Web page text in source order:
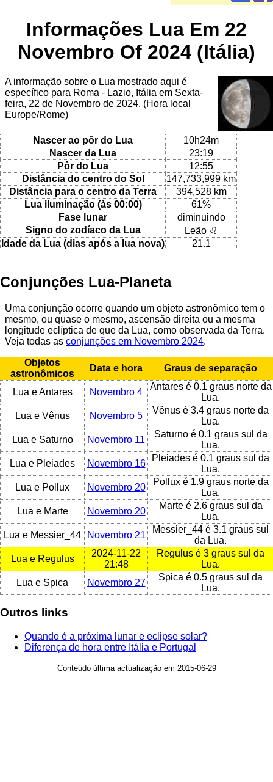
Informações Lua Em 22
Novembro Of 2024 (Itália)
A informação sobre o Lua mostrado aqui é
específico para Roma - Lazio, Itália em Sexta-
feira, 22 de Novembro de 2024. (Hora local
Europe/Rome)
Nascer ao pôr do Lua
10h24m
Nascer da Lua
23:19
Pôr do Lua
12:55
Distância do centro do Sol
147,733,999 km
Distância para o centro da Terra
394,528 km
Lua iluminação (às 00:00)
61%
Fase lunar
diminuindo
Signo do zodíaco da Lua
Leão ♌
Idade da Lua (dias após a lua nova)
21.1
Conjunções Lua-Planeta
Uma conjunção ocorre quando um objeto astronômico tem o
mesmo, ou quase o mesmo, ascensão direita ou a mesma
longitude eclíptica de que da Lua, como observada da Terra.
Veja todas as conjunções em Novembro 2024.
Objetos
astronômicos
Data e hora Graus de separação
Lua e Antares Novembro 4
Antares é 0.1 graus norte da
Lua.
Lua e Vênus
Novembro 5
Vênus é 3.4 graus norte da
Lua.
Lua e Saturno
Novembro 11
Saturno é 0.1 graus sul da
Lua.
Lua e Pleiades
Novembro 16
Pleiades é 0.1 graus sul da
Lua.
Lua e Pollux
Novembro 20
Pollux é 1.9 graus norte da
Lua.
Lua e Marte
Novembro 20
Marte é 2.6 graus sul da
Lua.
Lua e Messier_44
Novembro 21
Messier_44 é 3.1 graus sul
da Lua.
Lua e Regulus
2024-11-22
21:48
Regulus é 3 graus sul da
Lua.
Lua e Spica
Novembro 27
Spica é 0.5 graus sul da
Lua.
Outros links
Quando é a próxima lunar e eclipse solar?
Diferença de hora entre Itália e Portugal
Conteúdo última actualização em 2015-06-29